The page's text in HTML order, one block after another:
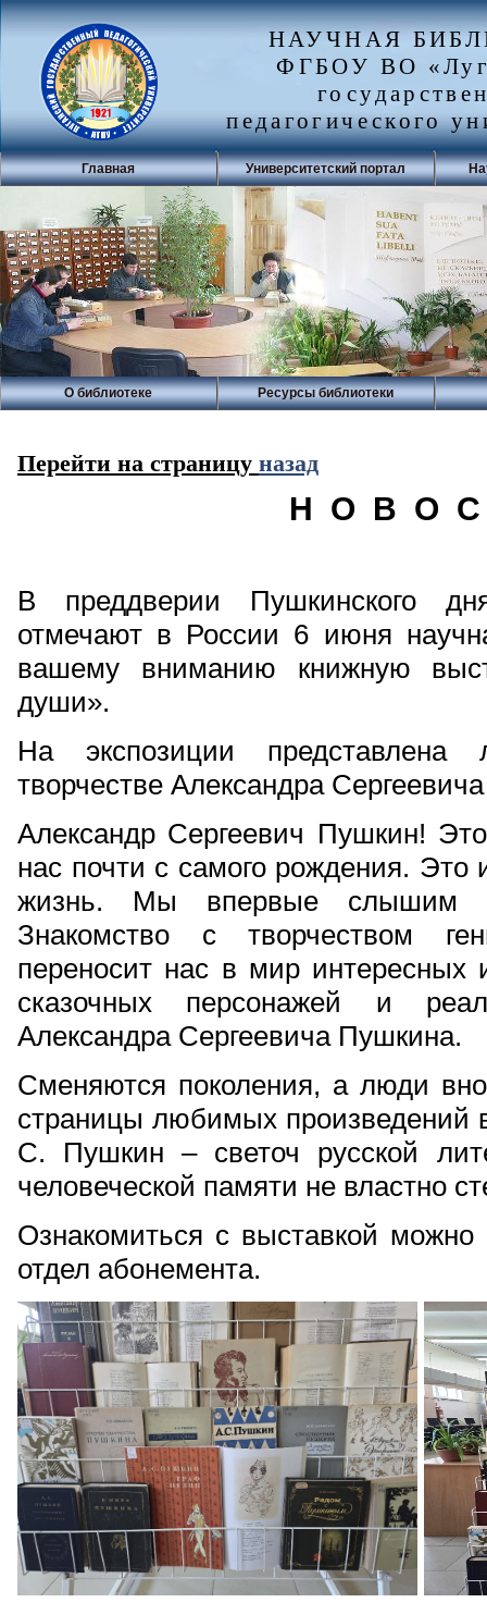
НАУЧНАЯ
ФГБОУ ВО
педагогического
Главная Университетский портал
О библиотеке Ресурсы библиотеки
Перейти на страницу назад
Н О В О
В преддверии Пушкинского
отмечают в России 6 июня
вашему вниманию книжную
души».
На экспозиции
творчестве Александра
Александр Сергеевич Пушкин!
нас почти с самого рождения.
жизнь. Мы впервые слышим
Знакомство с творчеством
переносит нас в мир интересных
сказочных персонажей и
Александра Сергеевича Пушкина.
Сменяются поколения, а люди
страницы любимых произведений
С. Пушкин – светоч русской
человеческой памяти не властно
Ознакомиться с выставкой
отдел абонемента.